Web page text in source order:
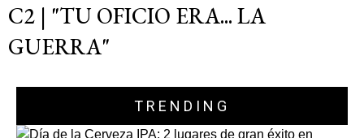
C2 | "TU OFICIO ERA... LA
GUERRA"
TRENDING